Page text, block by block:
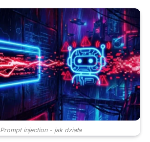
Prompt injection - jak działa